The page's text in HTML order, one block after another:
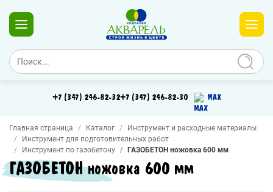
+7 (347) 246-82-32+7 (347) 246-82-30 MAX
Главная страница Каталог
Инструмент и расходные материалы
Инструмент для подготовительных работ
Инструмент по газобетону
ГАЗОБЕТОН ножовка 600 мм
ГАЗОБЕТОН ножовка 600 мм